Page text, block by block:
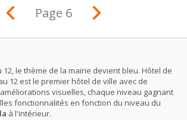
Page 6
12, le thème de la mairie devient bleu. Hôtel de
12 est le premier hôtel de ville avec de
visuelles, chaque niveau gagnant
fonctionnalités en fonction du niveau du
à l'intérieur.